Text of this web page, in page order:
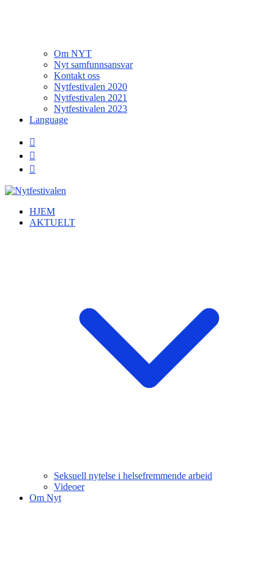
Om NYT
Nyt samfunnsansvar
Kontakt oss
Nytfestivalen 2020
Nytfestivalen 2021
Nytfestivalen 2023
Language
HJEM
AKTUELT
Seksuell nytelse i helsefremmende arbeid
Videoer
Om Nyt